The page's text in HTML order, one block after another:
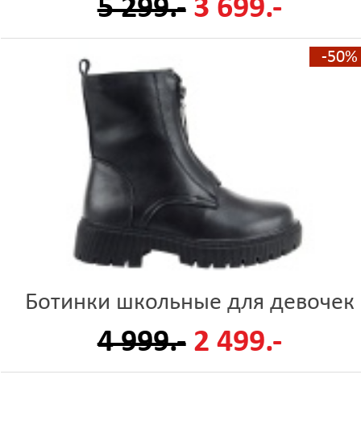
5 299.- 3 699.-
-50%
Ботинки школьные для девочек
4 999.- 2 499.-